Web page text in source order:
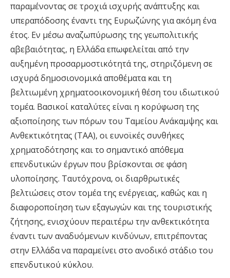
παραμένοντας σε τροχιά ισχυρής ανάπτυξης και
υπεραπόδοσης έναντι της Ευρωζώνης για ακόμη ένα
έτος. Εν μέσω αναζωπύρωσης της γεωπολιτικής
αβεβαιότητας, η Ελλάδα επωφελείται από την
αυξημένη προσαρμοστικότητά της, στηριζόμενη σε
ισχυρά δημοσιονομικά αποθέματα και τη
βελτιωμένη χρηματοοικονομική θέση του ιδιωτικού
τομέα. Βασικοί καταλύτες είναι η κορύφωση της
αξιοποίησης των πόρων του Ταμείου Ανάκαμψης και
Ανθεκτικότητας (ΤΑΑ), οι ευνοϊκές συνθήκες
χρηματοδότησης και το σημαντικό απόθεμα
επενδυτικών έργων που βρίσκονται σε φάση
υλοποίησης. Ταυτόχρονα, οι διαρθρωτικές
βελτιώσεις στον τομέα της ενέργειας, καθώς και η
διαφοροποίηση των εξαγωγών και της τουριστικής
ζήτησης, ενισχύουν περαιτέρω την ανθεκτικότητα
έναντι των αναδυόμενων κινδύνων, επιτρέποντας
στην Ελλάδα να παραμείνει στο ανοδικό στάδιο του
επενδυτικού κύκλου.